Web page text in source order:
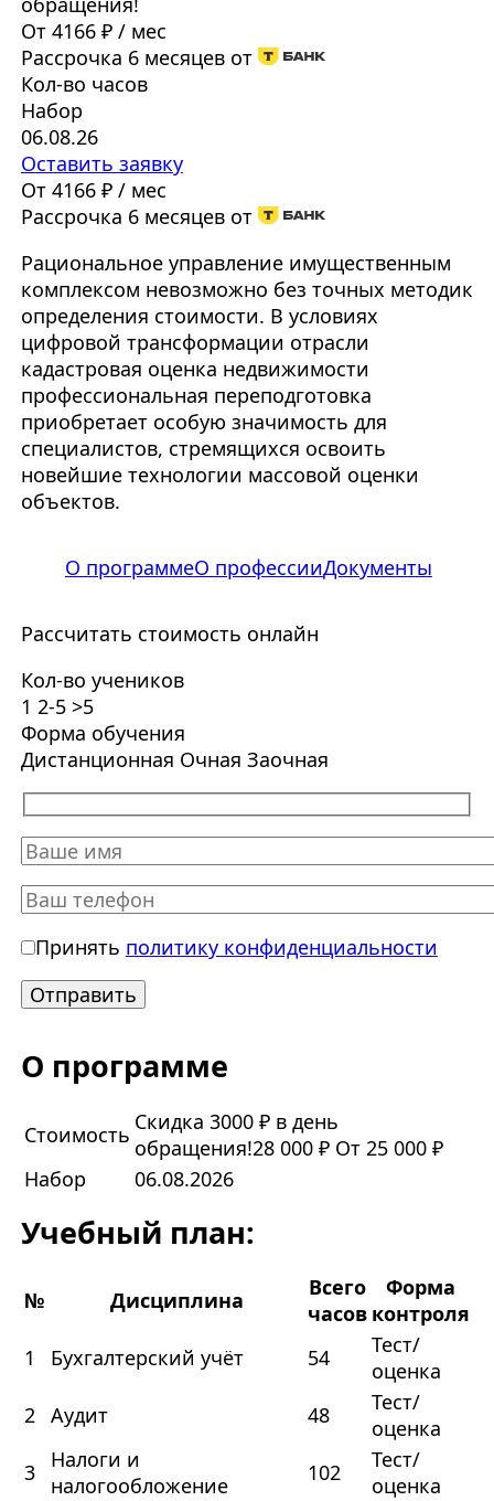
От 4166 ₽ / мес
Рассрочка 6 месяцев от
Кол-во часов
Набор
06.08.26
Оставить заявку
От 4166 ₽ / мес
Рассрочка 6 месяцев от
Рациональное управление имущественным
комплексом невозможно без точных методик
определения стоимости. В условиях
цифровой трансформации отрасли
кадастровая оценка недвижимости
профессиональная переподготовка
приобретает особую значимость для
специалистов, стремящихся освоить
новейшие технологии массовой оценки
объектов.
О программеО профессииДокументы
Рассчитать стоимость онлайн
Кол-во учеников
1 2-5 >5
Форма обучения
Дистанционная Очная Заочная
Принять политику конфиденциальности
О программе
Стоимость Скидка 3000 ₽ в день
обращения!28 000 ₽ От 25 000 ₽
Набор
06.08.2026
Учебный план:
№ Дисциплина
Всего
часов
Форма
контроля
1
Бухгалтерский учёт 54
Тест/
оценка
2 Аудит 48
Тест/
оценка
3
Налоги и
налогообложение
102
Тест/
оценка